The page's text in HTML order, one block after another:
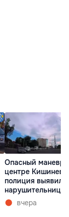
Опасный маневр
центре Кишинева:
полиция выявила
нарушительницу
вчера